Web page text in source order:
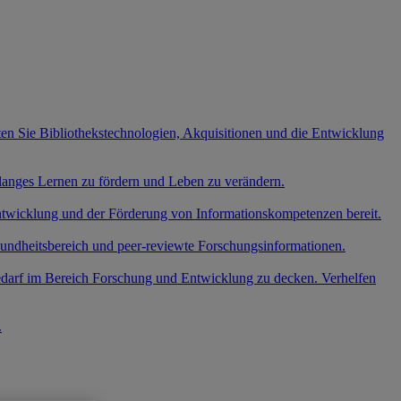
Sie Bibliothekstechnologien, Akquisitionen und die Entwicklung
Lernen zu fördern und Leben zu verändern.
und der Förderung von Informationskompetenzen bereit.
und peer-reviewte Forschungsinformationen.
im Bereich Forschung und Entwicklung zu decken. Verhelfen